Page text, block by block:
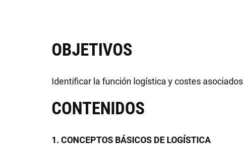
OBJETIVOS
Identificar la función logística y costes
CONTENIDOS
1. CONCEPTOS BÁSICOS DE LOGÍSTICA